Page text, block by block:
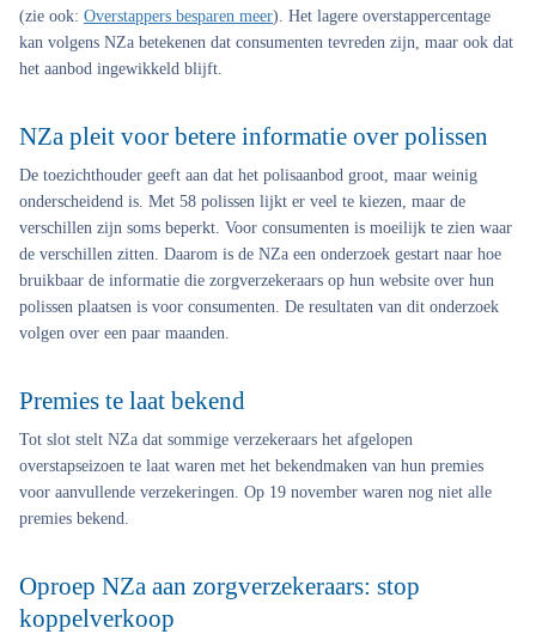
(zie ook: Overstappers besparen meer). Het lagere overstappercentage
kan volgens NZa betekenen dat consumenten tevreden zijn, maar ook dat
het aanbod ingewikkeld blijft.
NZa pleit voor betere informatie over polissen
De toezichthouder geeft aan dat het polisaanbod groot, maar weinig
onderscheidend is. Met 58 polissen lijkt er veel te kiezen, maar de
verschillen zijn soms beperkt. Voor consumenten is moeilijk te zien waar
de verschillen zitten. Daarom is de NZa een onderzoek gestart naar hoe
bruikbaar de informatie die zorgverzekeraars op hun website over hun
polissen plaatsen is voor consumenten. De resultaten van dit onderzoek
volgen over een paar maanden.
Premies te laat bekend
Tot slot stelt NZa dat sommige verzekeraars het afgelopen
overstapseizoen te laat waren met het bekendmaken van hun premies
voor aanvullende verzekeringen. Op 19 november waren nog niet alle
premies bekend.
Oproep NZa aan zorgverzekeraars: stop
koppelverkoop